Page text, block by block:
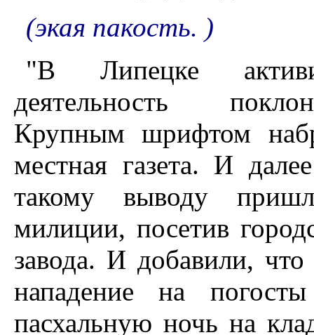
(экая пакость. )
"В Липецке
деятельность
Крупным шрифтом
местная газета. И
такому выводу
милиции, посетив
завода. И добавили,
нападение на
пасхальную ночь на